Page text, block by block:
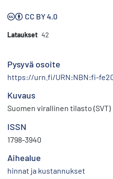
CC BY 4.0
Lataukset 42
Pysyvä osoite
https://urn.fi/URN:NBN:fi-
Kuvaus
Suomen virallinen tilasto (SVT)
ISSN
1798-3940
Aihealue
hinnat ja kustannukset